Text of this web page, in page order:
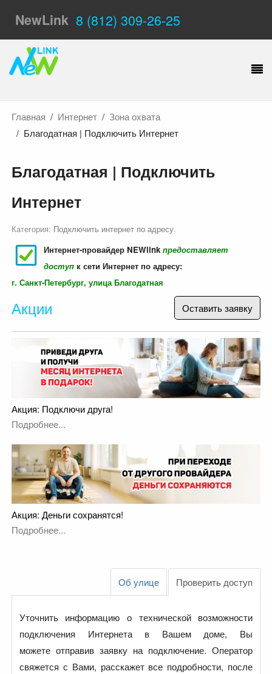
NewLink 8 (812) 309-26-25
Главная Интернет
Зона охвата
Благодатная | Подключить Интернет
Благодатная | Подключить
Интернет
Категория: Подключить интернет по адресу.
Интернет-провайдер NEWlink предоставляет
доступк сети Интернет по адресу:
г. Санкт-Петербург, улица Благодатная
Акции Оставить заявку
Акция: Подключи друга!
Подробнее...
Акция: Деньги сохранятся!
Подробнее...
Проверить доступ
Об улице
Уточнить информацию о технической возможности
подключения Интернета в Вашем доме, Вы
можете отправив заявку на подключение. Оператор
свяжется с Вами, расскажет все подробности, после